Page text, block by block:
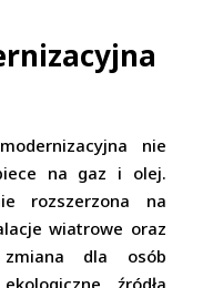
nie
na gaz i olej.
rozszerzona na
wiatrowe oraz
dla osób
źródła